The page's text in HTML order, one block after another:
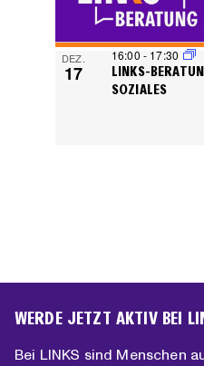
DEZ.
17
LINKS-
SOZIALES
16:00 - 17:30
WERDE JETZT AKTIV BEI
Bei LINKS sind Menschen